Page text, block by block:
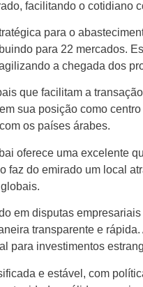
facilitando o cotidiano
para o
para 22 mercados.
a chegada dos
que facilitam a
sua posição como
os países árabes.
oferece uma excelente
faz do emirado um local
em disputas
transparente e
para investimentos
e estável, com